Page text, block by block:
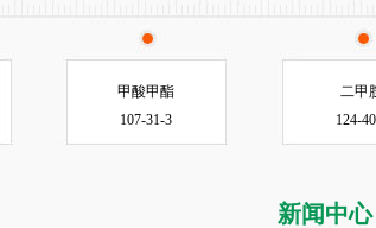
甲酸甲酯
107-31-3
二甲
124-
新闻中心